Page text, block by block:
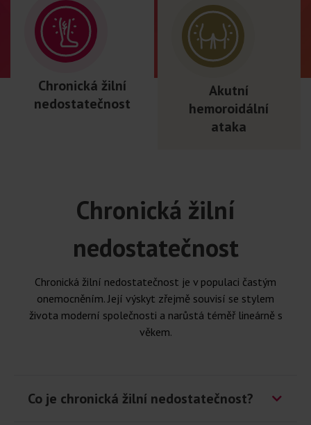
Chronická žilní
nedostatečnost
Akutní
hemoroidální
ataka
Chronická žilní
nedostatečnost
Chronická žilní nedostatečnost je v populaci častým
onemocněním. Její výskyt zřejmě souvisí se stylem
života moderní společnosti a narůstá téměř lineárně s
věkem.
Co je chronická žilní nedostatečnost?